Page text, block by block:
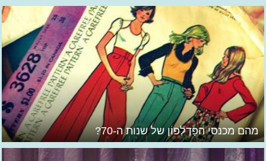
מהם מכנסי הפָּדֶלֶפוֹן של שנות ה-70?